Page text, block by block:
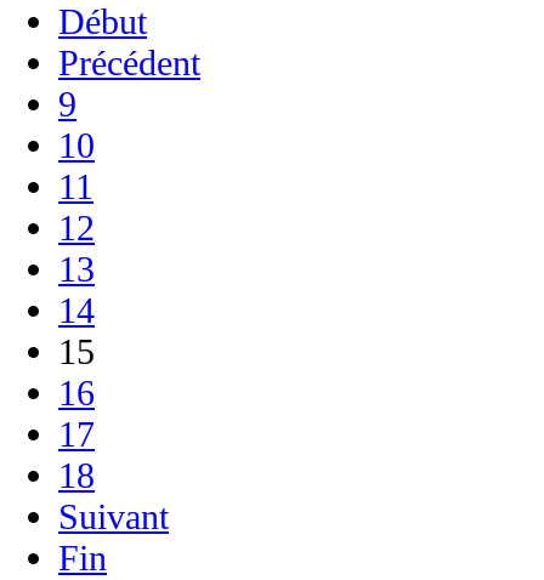
Début
Précédent
9
10
11
12
13
14
15
16
17
18
Suivant
Fin